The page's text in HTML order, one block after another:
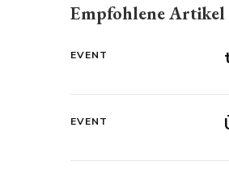
Empfohlene Artikel
EVENT
EVENT